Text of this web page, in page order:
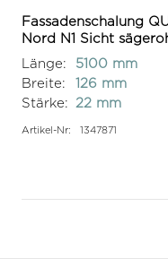
Fassadenschalung
Nord N1 Sicht
Länge:
5100 mm
Breite:
126 mm
Stärke:
22 mm
Artikel-Nr: 1347871